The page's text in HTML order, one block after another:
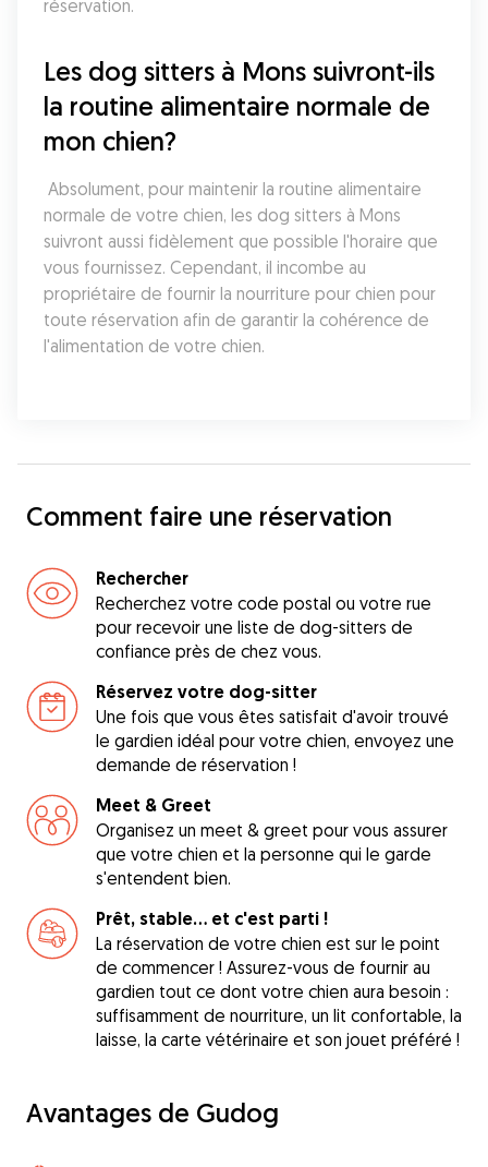
réservation.
Les dog sitters à Mons suivront-ils
la routine alimentaire normale de
mon chien?
normale de votre chien, les dog sitters à Mons
suivront aussi fidèlement que possible l'horaire que
vous fournissez. Cependant, il incombe au
propriétaire de fournir la nourriture pour chien pour
toute réservation afin de garantir la cohérence de
l'alimentation de votre chien.
Comment faire une réservation
Rechercher
Recherchez votre code postal ou votre rue
pour recevoir une liste de dog-sitters de
confiance près de chez vous.
Réservez votre dog-sitter
Une fois que vous êtes satisfait d'avoir trouvé
le gardien idéal pour votre chien, envoyez une
demande de réservation !
Meet & Greet
Organisez un meet & greet pour vous assurer
que votre chien et la personne qui le garde
s'entendent bien.
Prêt, stable... et c'est parti !
La réservation de votre chien est sur le point
de commencer ! Assurez-vous de fournir au
gardien tout ce dont votre chien aura besoin :
suffisamment de nourriture, un lit confortable, la
laisse, la carte vétérinaire et son jouet préféré !
Avantages de Gudog